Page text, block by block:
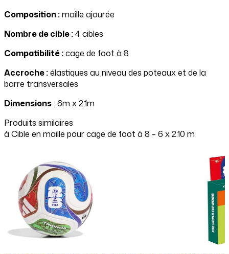
Composition :maille ajourée
Nombre de cible :4 cibles
Compatibilité :cage de foot à 8
Accroche :élastiques au niveau des poteaux et de la
barre transversales
Dimensions: 6m x 2,1m
Produits similaires
à Cible en maille pour cage de foot à 8 – 6 x 2.10 m